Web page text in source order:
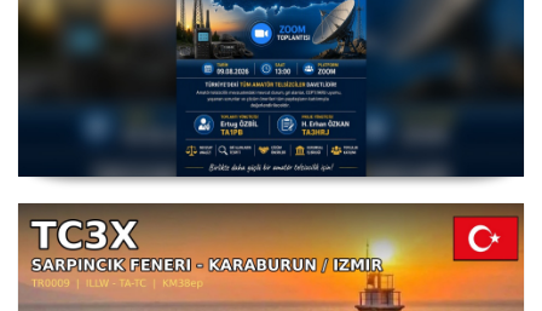
Amatör Telsizcilik Mevzuat Çalışması